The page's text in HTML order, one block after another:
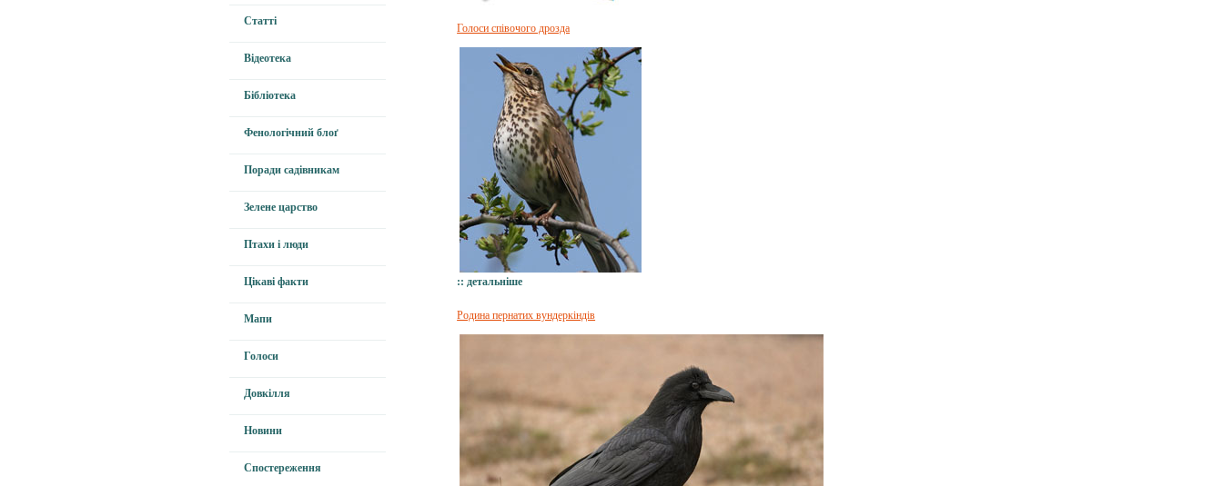
Статті
Відеотека
Бібліотека
Фенологічний блоґ
Поради садівникам
Зелене царство
Птахи і люди
Цікаві факти
Мапи
Голоси
Довкілля
Новини
Спостереження
Голоси співочого дрозда
:: детальніше
Родина пернатих вундеркіндів